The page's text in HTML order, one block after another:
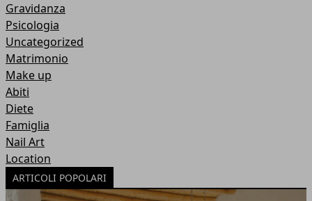
Gravidanza
Psicologia
Uncategorized
Matrimonio
Make up
Abiti
Diete
Famiglia
Nail Art
Location
ARTICOLI POPOLARI